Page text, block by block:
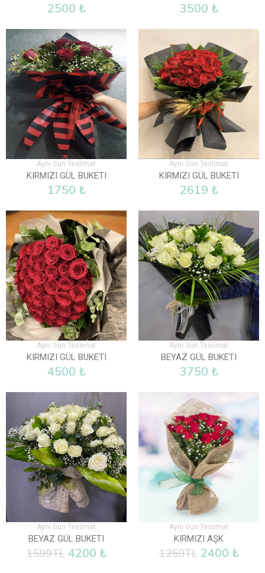
2500 ₺ 3500 ₺
Aynı Gün Teslimat
KIRMIZI GÜL BUKETI
1750 ₺
Aynı Gün Teslimat
KIRMIZI GÜL BUKETI
2619 ₺
Aynı Gün Teslimat
KIRMIZI GÜL BUKETI
4500 ₺
Aynı Gün Teslimat
BEYAZ GÜL BUKETI
3750 ₺
Aynı Gün Teslimat
BEYAZ GÜL BUKETI
1599TL 4200 ₺
Aynı Gün Teslimat
KIRMIZI AŞK
1259TL 2400 ₺